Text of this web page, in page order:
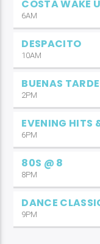
COSTA WAKE
6AM
DESPACITO
10AM
BUENAS
2PM
EVENING HITS
6PM
80S @ 8
8PM
DANCE
9PM